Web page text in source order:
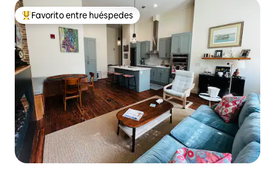
Favorito entre huéspedes preferido
Favorito entre huéspedes